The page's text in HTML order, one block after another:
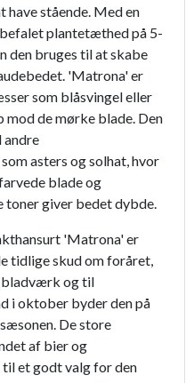
stående. Med en
plantetæthed på 5-
den bruges til at skabe
'Matrona' er
som blåsvingel eller
de mørke blade. Den
andre
asters og solhat, hvor
blade og
toner giver bedet dybde.
'Matrona' er
tidlige skud om foråret,
bladværk og til
i oktober byder den på
De store
af bier og
et godt valg for den